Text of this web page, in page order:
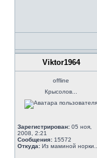
Viktor1964
offline
Крысолов...
Зарегистрирован: 05 ноя,
2008, 2:21
Сообщения: 15572
Откуда: Из маминой норки...